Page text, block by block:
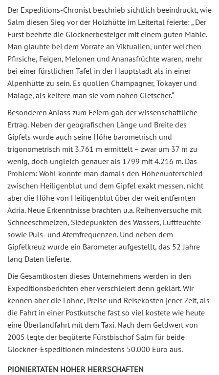
Der Expeditions-Chronist beschrieb sichtlich beeindruckt, wie
Salm diesen Sieg vor der Holzhütte im Leitertal feierte: „ Der
Fürst beehrte die Glocknerbesteiger mit einem guten Mahle.
Man glaubte bei dem Vorrate an Viktualien, unter welchen
Pfirsiche, Feigen, Melonen und Ananasfrüchte waren, mehr
bei einer fürstlichen Tafel in der Hauptstadt als in einer
Alpenhütte zu sein. Es quollen Champagner, Tokayer und
Malage, als keltere man sie vom nahen Gletscher.“
Besonderen Anlass zum Feiern gab der wissenschaftliche
Ertrag. Neben der geografischen Länge und Breite des
Gipfels wurde auch seine Höhe barometrisch und
trigonometrisch mit 3.761 m ermittelt – zwar um 37 m zu
wenig, doch ungleich genauer als 1799 mit 4.216 m. Das
Problem: Wohl konnte man damals den Höhenunterschied
zwischen Heiligenblut und dem Gipfel exakt messen, nicht
aber die Höhe von Heiligenblut über der weit entfernten
Adria. Neue Erkenntnisse brachten u.a. Reihenversuche mit
Schneeschmelzen, Siedepunkten des Wassers, Luftfeuchte
sowie Puls- und Atemfrequenzen. Und neben dem
Gipfelkreuz wurde ein Barometer aufgestellt, das 52 Jahre
lang Daten lieferte.
Die Gesamtkosten dieses Unternehmens werden in den
Expeditionsberichten eher verschleiert denn geklärt. Wir
kennen aber die Löhne, Preise und Reisekosten jener Zeit, als
die Fahrt in einer Postkutsche fast so viel kostete wie heute
eine Überlandfahrt mit dem Taxi. Nach dem Geldwert von
2005 legte der begüterte Fürstbischof Salm für beide
Glockner-Espeditionen mindestens 50.000 Euro aus.
PIONIERTATEN HOHER HERRSCHAFTEN